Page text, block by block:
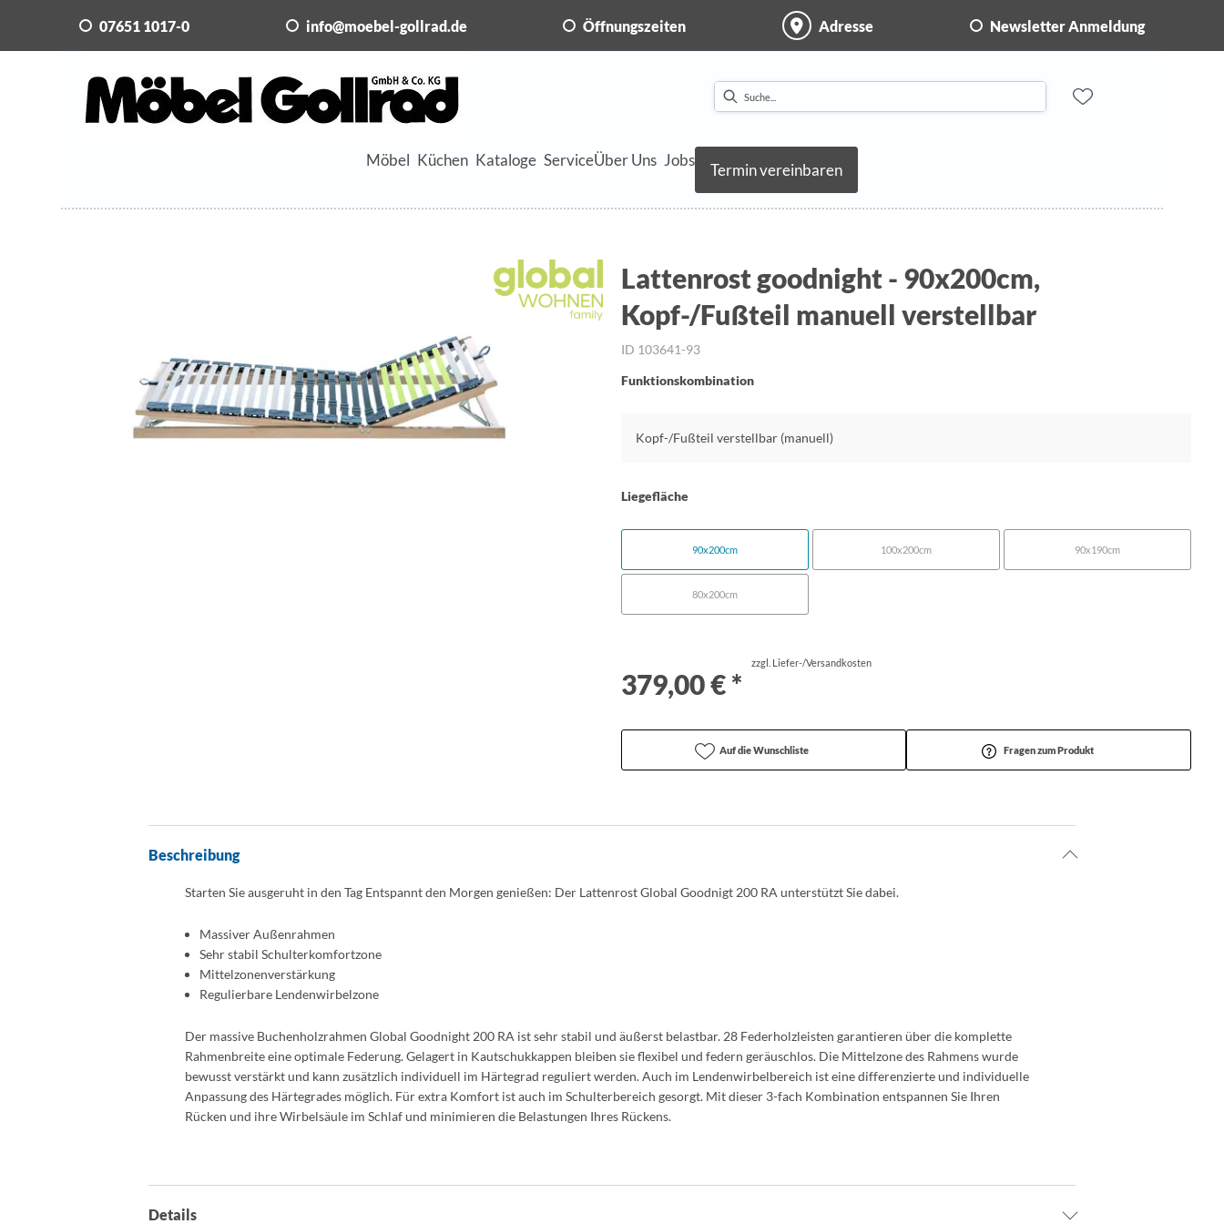
07651 1017-0 info@moebel-gollrad.de Öffnungszeiten Adresse Newsletter Anmeldung
Möbel Küchen Kataloge ServiceÜber Uns Jobs
Termin vereinbaren
Lattenrost goodnight - 90x200cm,
Kopf-/Fußteil manuell verstellbar
ID 103641-93
Funktionskombination
Kopf-/Fußteil verstellbar (manuell)
Liegefläche
90x200cm 100x200cm 90x190cm
80x200cm
379,00 € *
zzgl. Liefer-/Versandkosten
Auf die Wunschliste Fragen zum Produkt
Beschreibung
Starten Sie ausgeruht in den Tag Entspannt den Morgen genießen: Der Lattenrost Global Goodnigt 200 RA unterstützt Sie dabei.
Massiver Außenrahmen
Sehr stabil Schulterkomfortzone
Mittelzonenverstärkung
Regulierbare Lendenwirbelzone
Der massive Buchenholzrahmen Global Goodnight 200 RA ist sehr stabil und äußerst belastbar. 28 Federholzleisten garantieren über die komplette
Rahmenbreite eine optimale Federung. Gelagert in Kautschukkappen bleiben sie flexibel und federn geräuschlos. Die Mittelzone des Rahmens wurde
bewusst verstärkt und kann zusätzlich individuell im Härtegrad reguliert werden. Auch im Lendenwirbelbereich ist eine differenzierte und individuelle
Anpassung des Härtegrades möglich. Für extra Komfort ist auch im Schulterbereich gesorgt. Mit dieser 3-fach Kombination entspannen Sie Ihren
Rücken und ihre Wirbelsäule im Schlaf und minimieren die Belastungen Ihres Rückens.
Details